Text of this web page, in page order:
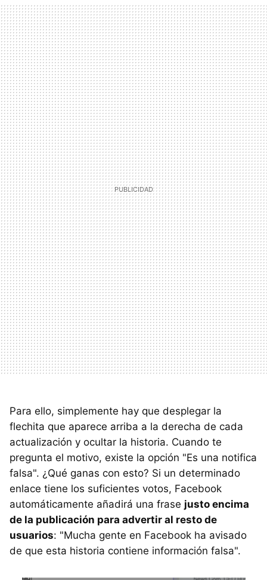
Para ello, simplemente hay que desplegar la
flechita que aparece arriba a la derecha de cada
actualización y ocultar la historia. Cuando te
pregunta el motivo, existe la opción "Es una notifica
falsa". ¿Qué ganas con esto? Si un determinado
enlace tiene los suficientes votos, Facebook
automáticamente añadirá una frase justo encima
de la publicación para advertir al resto de
usuarios: "Mucha gente en Facebook ha avisado
de que esta historia contiene información falsa".